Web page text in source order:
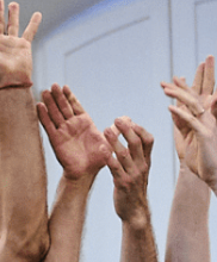
WARSZTATY
O FESTIWALU
KONTAKT